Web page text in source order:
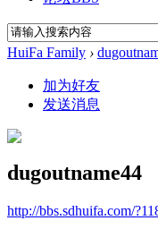
HuiFa Family ›
加为好友
发送消息
dugoutname44
http://bbs.sdhuifa.com/